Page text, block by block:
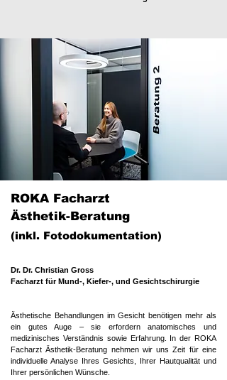
ROKA Facharzt
Ästhetik-Beratung
(inkl. Fotodokumentation)
​Dr. Dr. Christian Gross
Facharzt für Mund-, Kiefer-, und Gesichtschirurgie
​​​​Ästhetische Behandlungen im Gesicht benötigen mehr als
ein gutes Auge – sie erfordern anatomisches und
medizinisches Verständnis sowie Erfahrung. In der ROKA
Facharzt Ästhetik-Beratung nehmen wir uns Zeit für eine
individuelle Analyse Ihres Gesichts, Ihrer Hautqualität und
Ihrer persönlichen Wünsche.